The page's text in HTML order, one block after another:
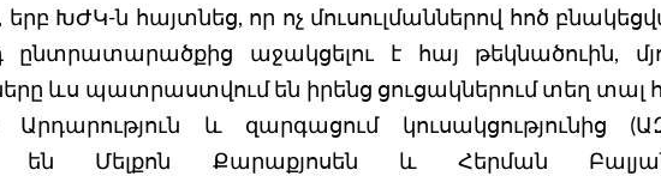
ԽԺԿ-ն հայտնեց, որ ոչ մուսուլմաններով հոծ
ընտրատարածքից աջակցելու է հայ թեկնածուին,
ևս պատրաստվում են իրենց ցուցակներում տեղ տալ
Արդարություն և զարգացում կուսակցությունից
են Մելքոն Քարաքյոսեն և Հերման